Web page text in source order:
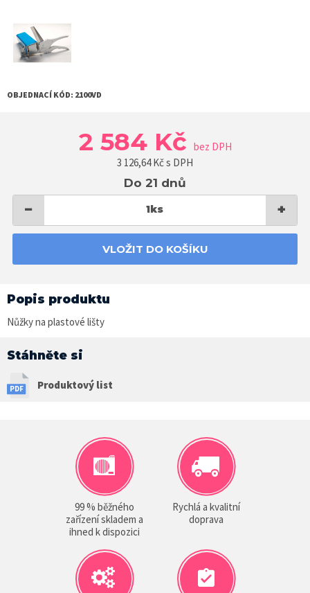
OBJEDNACÍ KÓD: 2100VD
2 584 Kč bez DPH
3 126,64Kč s DPH
Do 21 dnů
− 1ks +
VLOŽIT DO KOŠÍKU
Popis produktu
Nůžky na plastové lišty
Stáhněte si
Produktový list
99 % běžného
zařízení skladem a
ihned k dispozici
Rychlá a kvalitní
doprava